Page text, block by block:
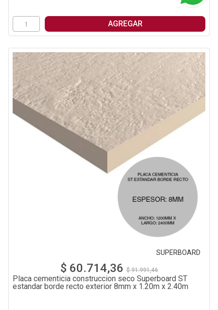
AGREGAR
SUPERBOARD
$ 60.714,36$ 91.991,46
Placa cementicia construccion seco Superboard ST
estandar borde recto exterior 8mm x 1.20m x 2.40m